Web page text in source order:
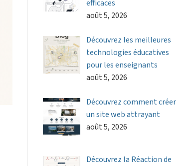
efficaces
août 5, 2026
Découvrez les meilleures
technologies éducatives
pour les enseignants
août 5, 2026
Découvrez comment créer
un site web attrayant
août 5, 2026
Découvrez la Réaction de